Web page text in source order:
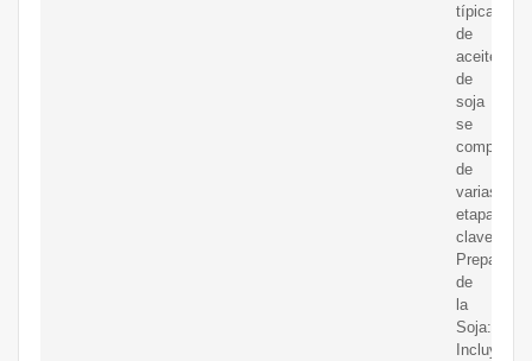
típica
de
aceite
de
soja
se
compone
de
varias
etapas
clave:
de
la
Soja:
Incluye